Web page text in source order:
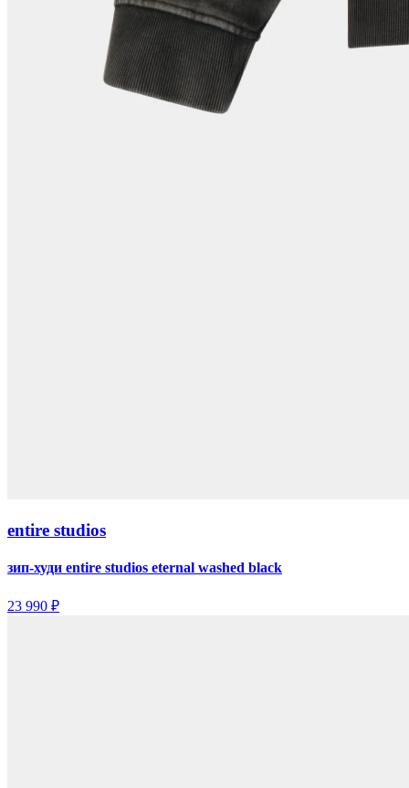
entire studios
зип-худи entire studios eternal washed black
23 990 ₽